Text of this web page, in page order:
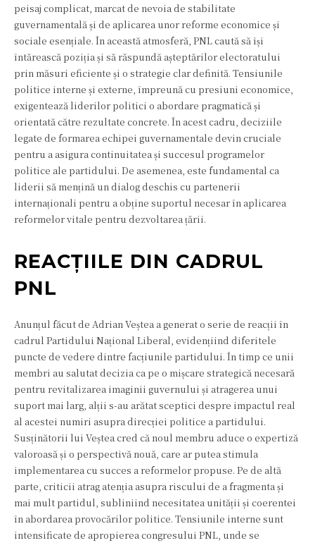
peisaj complicat, marcat de nevoia de stabilitate
guvernamentală și de aplicarea unor reforme economice și
sociale esențiale. În această atmosferă, PNL caută să își
întărească poziția și să răspundă așteptărilor electoratului
prin măsuri eficiente și o strategie clar definită. Tensiunile
politice interne și externe, împreună cu presiuni economice,
exigentează liderilor politici o abordare pragmatică și
orientată către rezultate concrete. În acest cadru, deciziile
legate de formarea echipei guvernamentale devin cruciale
pentru a asigura continuitatea și succesul programelor
politice ale partidului. De asemenea, este fundamental ca
liderii să mențină un dialog deschis cu partenerii
internaționali pentru a obține suportul necesar în aplicarea
reformelor vitale pentru dezvoltarea țării.
REACȚIILE DIN CADRUL
PNL
Anunțul făcut de Adrian Veștea a generat o serie de reacții în
cadrul Partidului Național Liberal, evidențiind diferitele
puncte de vedere dintre facțiunile partidului. În timp ce unii
membri au salutat decizia ca pe o mișcare strategică necesară
pentru revitalizarea imaginii guvernului și atragerea unui
suport mai larg, alții s-au arătat sceptici despre impactul real
al acestei numiri asupra direcției politice a partidului.
Susținătorii lui Veștea cred că noul membru aduce o expertiză
valoroasă și o perspectivă nouă, care ar putea stimula
implementarea cu succes a reformelor propuse. Pe de altă
parte, criticii atrag atenția asupra riscului de a fragmenta și
mai mult partidul, subliniind necesitatea unității și coerentei
în abordarea provocărilor politice. Tensiunile interne sunt
intensificate de apropierea congresului PNL, unde se